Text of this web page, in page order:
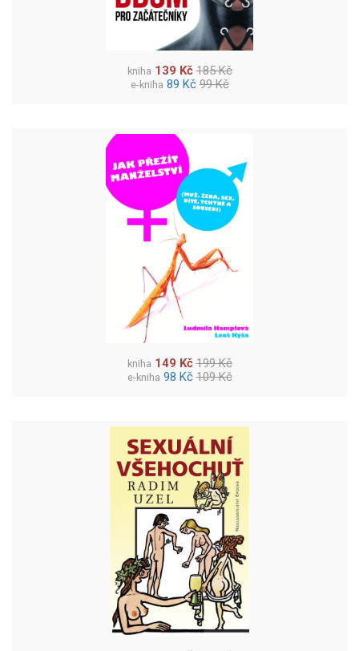
kniha 139 Kč 185 Kč
e-kniha 89 Kč 99 Kč
kniha 149 Kč 199 Kč
e-kniha 98 Kč 109 Kč